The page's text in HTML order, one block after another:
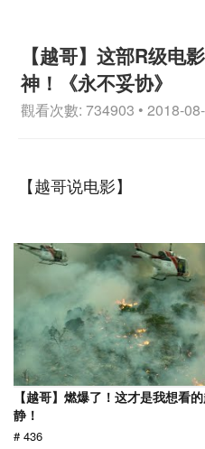
【越哥】这部R级电
神！《永不妥协》
觀看次數: 734903 • 2018-
【越哥说电影】
【越哥】燃爆了！这才是我想看
静！
# 436